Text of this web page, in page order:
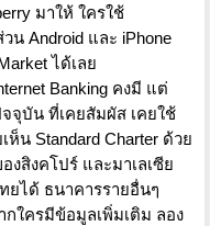
มาให้ ใครใช้
Android และ iPhone
ได้เลย
Banking คงมี แต่
จจุบัน ที่เคยสัมผัส เคยใช้
น Standard Charter ด้วย
งสิงคโปร์ และมาเลเซีย
ยได้ ธนาคารรายอื่นๆ
ใครมีข้อมูลเพิ่มเติม ลอง